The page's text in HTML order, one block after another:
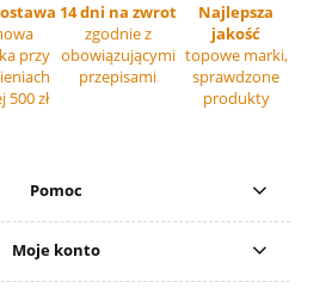
przy
500 zł
14 dni na zwrot
zgodnie z
obowiązującymi
przepisami
Najlepsza
jakość
topowe marki,
sprawdzone
produkty
Pomoc
Moje konto